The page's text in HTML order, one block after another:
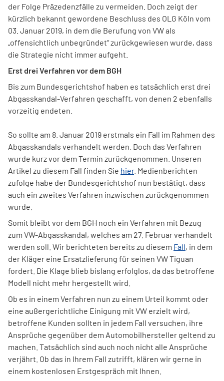
der Folge Präzedenzfälle zu vermeiden. Doch zeigt der
kürzlich bekannt gewordene Beschluss des OLG Köln vom
03. Januar 2019, in dem die Berufung von VW als
„offensichtlich unbegründet“ zurückgewiesen wurde, dass
die Strategie nicht immer aufgeht.
Erst drei Verfahren vor dem BGH
Bis zum Bundesgerichtshof haben es tatsächlich erst drei
Abgasskandal-Verfahren geschafft, von denen 2 ebenfalls
vorzeitig endeten.
So sollte am 8. Januar 2019 erstmals ein Fall im Rahmen des
Abgasskandals verhandelt werden. Doch das Verfahren
wurde kurz vor dem Termin zurückgenommen. Unseren
Artikel zu diesem Fall finden Sie hier. Medienberichten
zufolge habe der Bundesgerichtshof nun bestätigt, dass
auch ein zweites Verfahren inzwischen zurückgenommen
wurde.
Somit bleibt vor dem BGH noch ein Verfahren mit Bezug
zum VW-Abgasskandal, welches am 27. Februar verhandelt
werden soll. Wir berichteten bereits zu diesem Fall, in dem
der Kläger eine Ersatzlieferung für seinen VW Tiguan
fordert. Die Klage blieb bislang erfolglos, da das betroffene
Modell nicht mehr hergestellt wird.
Ob es in einem Verfahren nun zu einem Urteil kommt oder
eine außergerichtliche Einigung mit VW erzielt wird,
betroffene Kunden sollten in jedem Fall versuchen, ihre
Ansprüche gegenüber dem Automobilhersteller geltend zu
machen. Tatsächlich sind auch noch nicht alle Ansprüche
verjährt. Ob das in Ihrem Fall zutrifft, klären wir gerne in
einem kostenlosen Erstgespräch mit Ihnen.